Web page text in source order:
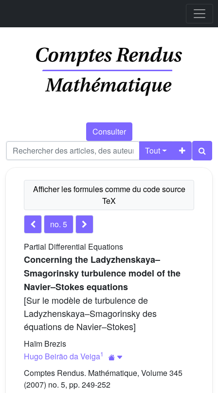
Consulter
Tout
no. 5
Partial Differential Equations
Concerning the Ladyzhenskaya–
Smagorinsky turbulence model of the
Navier–Stokes equations
[Sur le modèle de turbulence de
Ladyzhenskaya–Smagorinsky des
équations de Navier–Stokes]
Haïm Brezis
Hugo Beirão da Veiga1
Comptes Rendus. Mathématique, Volume 345
(2007) no. 5, pp. 249-252